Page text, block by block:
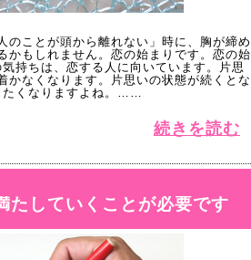
のことが頭から離れない」時に、胸が締め
かもしれません。恋の始まりです。恋の始
持ちは、恋する人に向いています。片思
かなくなります。片思いの状態が続くとな
たくなりますよね。……
続きを読む
たしていくことが必要です